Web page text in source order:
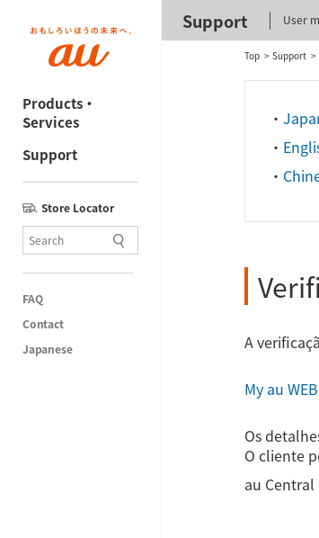
Products・
Services
Support
Store Locator
FAQ
Contact
Japanese
Support User
Top Support
・
・
・
A
My au
Os
O cliente
au